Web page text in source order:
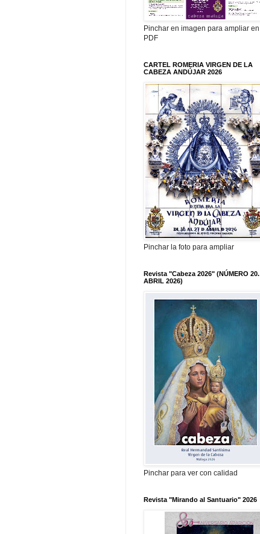
Pinchar en imagen para ampliar en
PDF
CARTEL ROMERIA VIRGEN DE LA
CABEZA ANDÚJAR 2026
Pinchar la foto para ampliar
Revista "Cabeza 2026" (NÚMERO 20.
ABRIL 2026)
Pinchar para ver con calidad
Revista "Mirando al Santuario" 2026